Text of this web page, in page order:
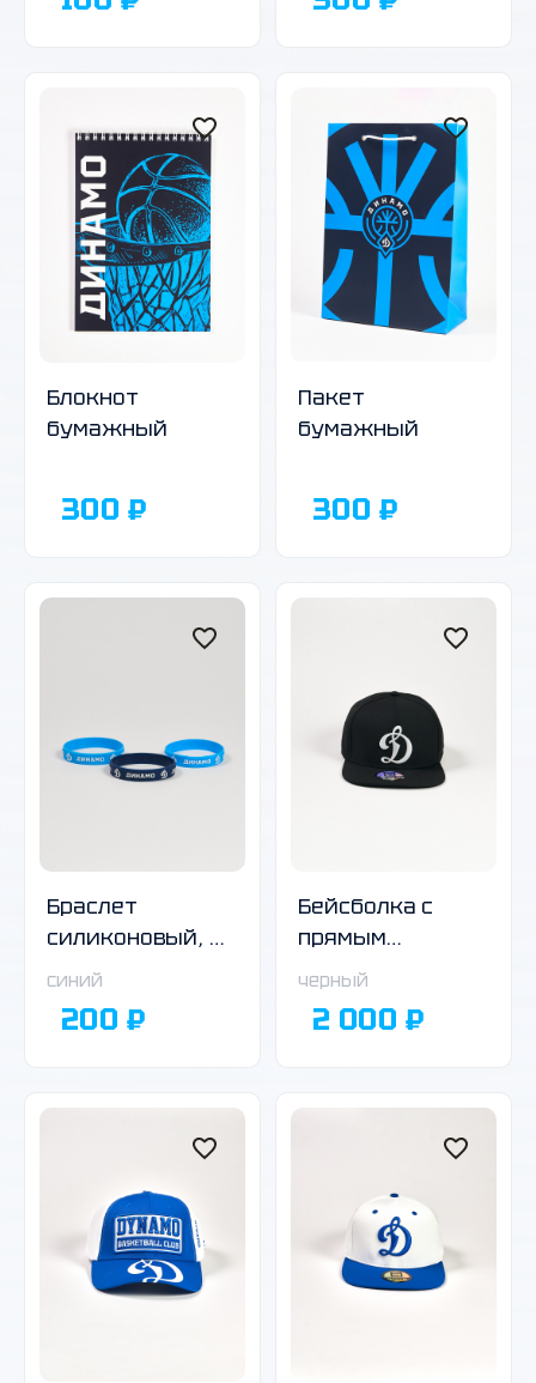
Блокнот
бумажный
300 ₽
Пакет
бумажный
300 ₽
Браслет
силиконовый, в
ассортименте
синий
200 ₽
Бейсболка с
прямым
козырьком
черный
2 000 ₽